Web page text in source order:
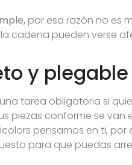
por esa razón no es
cadena pueden verse
y plegable
tarea obligatoria si
piezas conforme se
pensamos en ti,
para que puedas